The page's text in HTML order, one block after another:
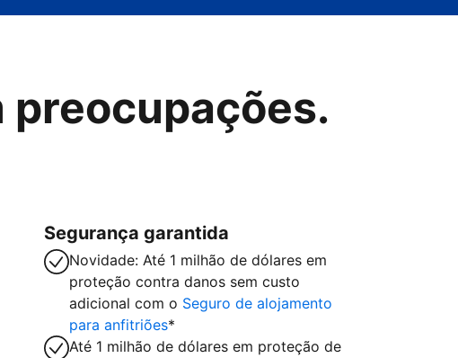
preocupações.
Segurança garantida
Novidade: Até 1 milhão de dólares em
proteção contra danos sem custo
adicional com o Seguro de alojamento
para anfitriões*
Até 1 milhão de dólares em proteção de